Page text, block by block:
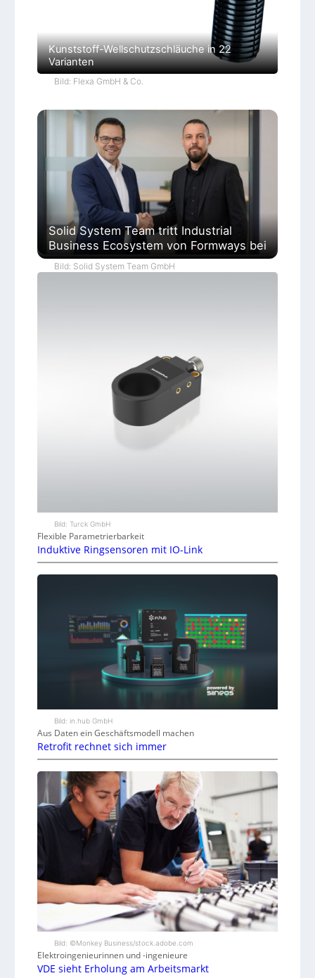
Kunststoff-Wellschutzschläuche in 22
Varianten
Bild: Flexa GmbH & Co.
Solid System Team tritt Industrial
Business Ecosystem von Formways bei
Bild: Solid System Team GmbH
Bild: Turck GmbH
Flexible Parametrierbarkeit
Induktive Ringsensoren mit IO-Link
Bild: in.hub GmbH
Aus Daten ein Geschäftsmodell machen
Retrofit rechnet sich immer
Bild: ©Monkey Business/stock.adobe.com
Elektroingenieurinnen und -ingenieure
VDE sieht Erholung am Arbeitsmarkt